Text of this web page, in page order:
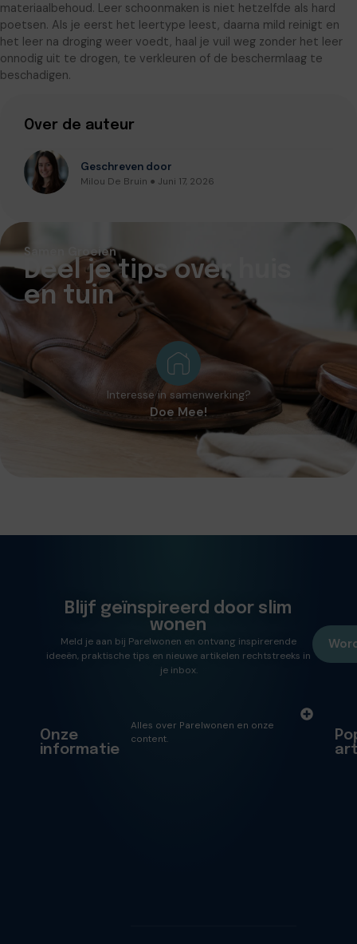
materiaalbehoud. Leer schoonmaken is niet hetzelfde als hard
poetsen. Als je eerst het leertype leest, daarna mild reinigt en
het leer na droging weer voedt, haal je vuil weg zonder het leer
onnodig uit te drogen, te verkleuren of de beschermlaag te
beschadigen.
Over de auteur
Geschreven door
Milou De Bruin ● Juni 17, 2026
Samen Groeien
Deel je tips over huis
en tuin
Interesse in samenwerking?
Doe Mee!
Blijf geïnspireerd door slim
wonen
Meld je aan bij Parelwonen en ontvang inspirerende
ideeën, praktische tips en nieuwe artikelen rechtstreeks in
je inbox.
Onze
informatie
Alles over Parelwonen en onze
content.